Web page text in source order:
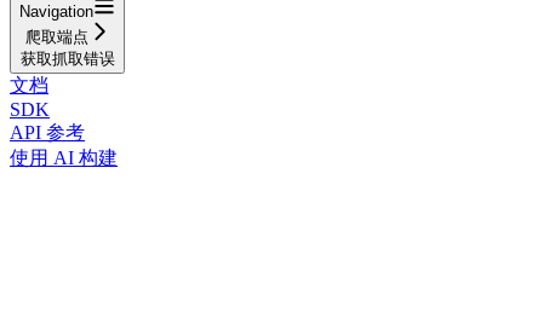
Navigation
爬取端点
获取抓取错误
文档
SDK
API 参考
使用 AI 构建